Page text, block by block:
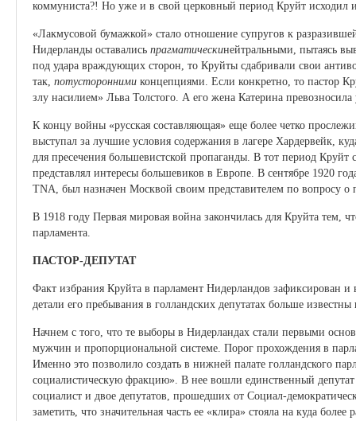
коммуниста?! Но уже и в свой церковный период Круйт исходил
«Лакмусовой бумажкой» стало отношение супругов к
Нидерланды оставались прагматическинейтральными, пытаясь
под удара враждующих сторон, то Круйты сдабривали свои
так, потусторонними концепциями. Если конкретно, то пастор
злу насилием» Льва Толстого. А его жена Катерина
К концу войны «русская составляющая» еще более четко
выступал за лучшие условия содержания в лагере Хардервейк,
для пресечения большевистской пропаганды. В тот период
представлял интересы большевиков в Европе. В сентябре 1920
TNA, был назначен Москвой своим представителем по вопросу о
В 1918 году Первая мировая война закончилась для Круйта тем,
парламента.
ПАСТОР-ДЕПУТАТ
Факт избрания Круйта в парламент Нидерландов зафиксирован
детали его пребывания в голландских депутатах больше
Начнем с того, что те выборы в Нидерландах стали первыми
мужчин и пропорциональной системе. Порог прохождения в
Именно это позволило создать в нижней палате голландского
социалистическую фракцию». В нее вошли единственный
социалист и двое депутатов, прошедших от Социал-
заметить, что значительная часть ее «клира» стояла на куда